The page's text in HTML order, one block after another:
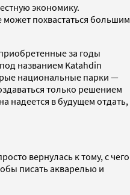
экономику.
похвастаться большим
за годы
названием Katahdin
национальные парки —
только решением
надеется в будущем отдать,
вернулась к тому, с чего
писать акварелью и